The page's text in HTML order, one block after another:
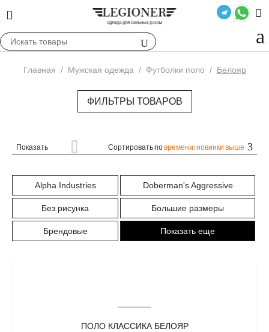
Главная / Мужская одежда / Футболки поло / Белояр
ФИЛЬТРЫ ТОВАРОВ
Показать Сортировать повремени: новинки выше
Alpha Industries Doberman's Aggressive
Без рисунка Большие размеры
Брендовые Показать еще
ПОЛО КЛАССИКА БЕЛОЯР